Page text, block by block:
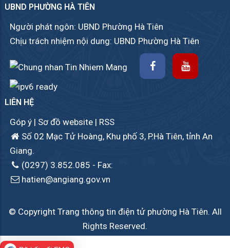
UBND PHƯỜNG HÀ TIÊN
Người phát ngôn: UBND Phường Hà Tiên
Chịu trách nhiệm nội dung: UBND Phường Hà Tiên
LIÊN HỆ
Góp ý | Sơ đồ website | RSS
Số 02 Mạc Tử Hoàng, Khu phố 3, P.Hà Tiên, tỉnh An
Giang.
(0297) 3.852.085 - Fax:
hatien@angiang.gov.vn
© Copyright Trang thông tin điện tử phường Hà Tiên. All
Rights Reserved.